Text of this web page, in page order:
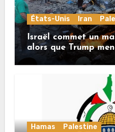
États-Unis Iran
Israël commet un
alors que Trump
«décapitation»
Hamas Palestine